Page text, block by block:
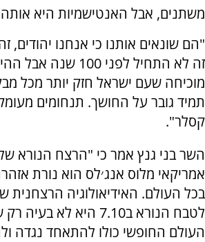
משתנים, אבל האנטישמיות היא
"הם שונאים אותנו כי אנחנו יהודים,
זה לא התחיל לפני 100
מוכיחה שעם ישראל חזק יותר מכל
תמיד גובר על החושך. תנחומים
קסלר".
השר בני גנץ אמר כי "הרצח הנורא
אמריקאי מלוס אנג׳לס הוא נורת
בכל העולם. ‏האידיאולוגיה
לטבח הנורא ב7.10 היא לא
העולם החופשי כולו להתאחד נגדה